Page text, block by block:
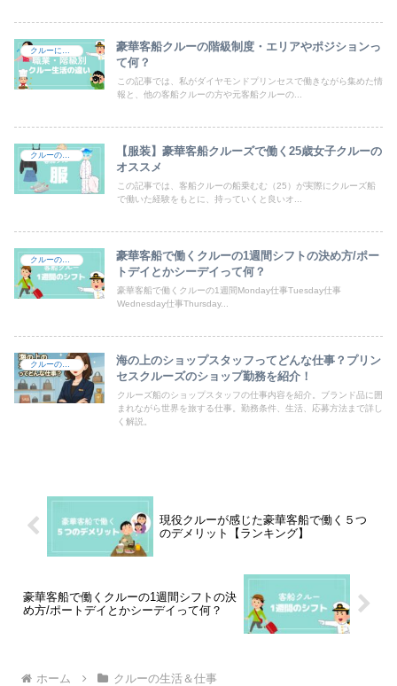
クルーになるには
豪華客船クルーの階級制度・エリアやポジションっ
て何？
この記事では、私がダイヤモンドプリンセスで働きながら集めた情
報と、他の客船クルーの方や元客船クルーの...
【服装】豪華客船クルーズで働く25歳女子クルーの
オススメ
この記事では、客船クルーの船乗むむ（25）が実際にクルーズ船
で働いた経験をもとに、持っていくと良いオ...
豪華客船で働くクルーの1週間シフトの決め方/ポー
トデイとかシーデイって何？
豪華客船で働くクルーの1週間Monday仕事Tuesday仕事
Wednesday仕事Thursday...
海の上のショップスタッフってどんな仕事？プリン
セスクルーズのショップ勤務を紹介！
クルーズ船のショップスタッフの仕事内容を紹介。ブランド品に囲
まれながら世界を旅する仕事。勤務条件、生活、応募方法まで詳し
く解説。
現役クルーが感じた豪華客船で働く５つ
のデメリット【ランキング】
豪華客船で働くクルーの1週間シフトの決
め方/ポートデイとかシーデイって何？
ホーム クルーの生活＆仕事